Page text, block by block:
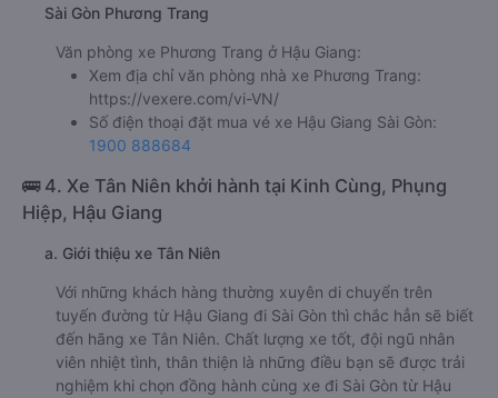
Sài Gòn Phương Trang
Văn phòng xe Phương Trang ở Hậu Giang:
Xem địa chỉ văn phòng nhà xe Phương Trang:
https://vexere.com/vi-VN/
Số điện thoại đặt mua vé xe Hậu Giang Sài Gòn:
1900 888684
🚌 4. Xe Tân Niên khởi hành tại Kinh Cùng, Phụng
Hiệp, Hậu Giang
a. Giới thiệu xe Tân Niên
Với những khách hàng thường xuyên di chuyển trên
tuyến đường từ Hậu Giang đi Sài Gòn thì chắc hẳn sẽ biết
đến hãng xe Tân Niên. Chất lượng xe tốt, đội ngũ nhân
viên nhiệt tình, thân thiện là những điều bạn sẽ được trải
nghiệm khi chọn đồng hành cùng xe đi Sài Gòn từ Hậu